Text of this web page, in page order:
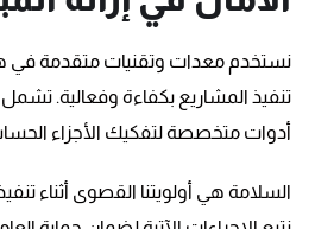
نستخدم معدات وتقنيات متقدمة في
تنفيذ المشاريع بكفاءة وفعالية.
أدوات متخصصة لتفكيك الأجزاء
السلامة هي أولويتنا القصوى أثناء